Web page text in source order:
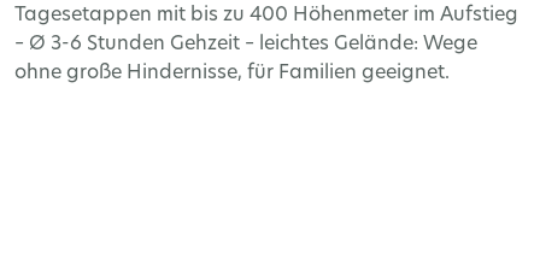
Tagesetappen mit bis zu 400 Höhenmeter im Aufstieg
– Ø 3-6 Stunden Gehzeit – leichtes Gelände: Wege
ohne große Hindernisse, für Familien geeignet.